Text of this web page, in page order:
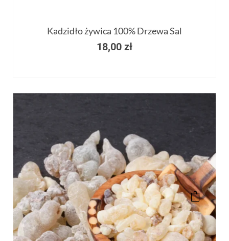
Kadzidło żywica 100% Drzewa Sal
18,00 zł